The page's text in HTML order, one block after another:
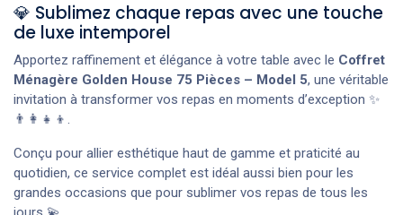
💎 Sublimez chaque repas avec une touche
de luxe intemporel
Apportez raffinement et élégance à votre table avec le Coffret
Ménagère Golden House 75 Pièces – Model 5, une véritable
invitation à transformer vos repas en moments d’exception ✨
👨‍👩‍👧‍👦.
Conçu pour allier esthétique haut de gamme et praticité au
quotidien, ce service complet est idéal aussi bien pour les
grandes occasions que pour sublimer vos repas de tous les